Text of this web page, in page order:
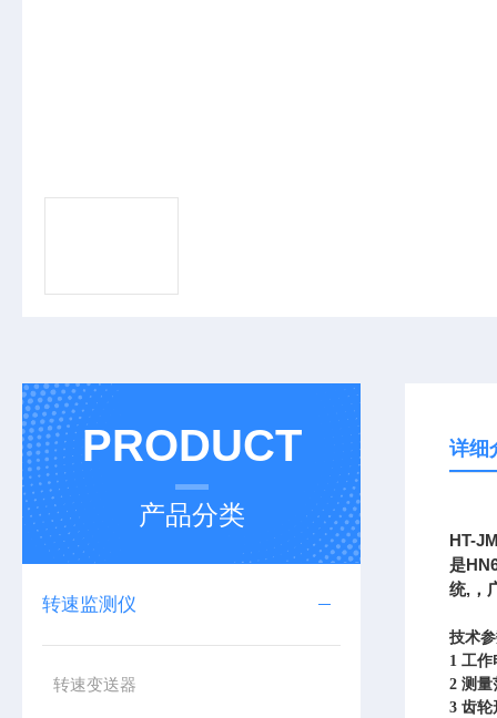
PRODUCT
产品分类
转速监测仪
转速变送器
详细
HT-
是
统, ，
技术
1 工作
2 测量
3 齿轮